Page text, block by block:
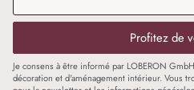
Profitez de
Je consens à être informé par LOBERON
décoration et d'aménagement intérieur. Vous